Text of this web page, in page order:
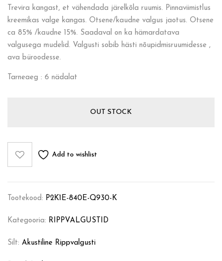
Trevira kangast, et vähendada järelkõla ruumis. Pinnaviimistlus
kreemikas valge kangas. Otsene/kaudne valgus jaotus. Otsene
ca 85% /kaudne 15%. Saadaval on ka hämardatava
valgusega mudelid. Valgusti sobib hästi nõupidmisruumidesse ,
ava büroodesse.
Tarneaeg : 6 nädalat
OUT STOCK
Add to wishlist
Tootekood: P2K1E-840E-Q930-K
Kategooria: RIPPVALGUSTID
Silt: Akustiline Rippvalgusti